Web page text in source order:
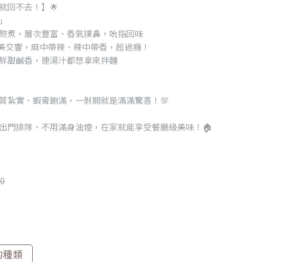
回不去！】🌟
煮，層次豐富、香氣撲鼻，吮指回味
響，麻中帶辣、辣中帶香，超過癮！
甜鹹香，連湯汁都想拿來拌麵
紮實、蝦膏飽滿，一剝開就是滿滿驚喜！💯
門排隊、不用滿身油煙，在家就能享受餐廳級美味！🏠
種類